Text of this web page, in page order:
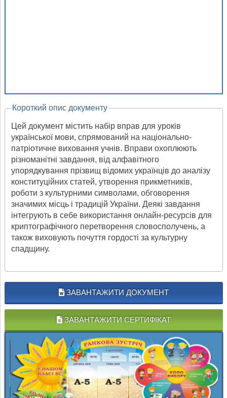
Короткий опис документу
Цей документ містить набір вправ для уроків
української мови, спрямований на національно-
патріотичне виховання учнів. Вправи охоплюють
різноманітні завдання, від алфавітного
упорядкування прізвищ відомих українців до аналізу
конституційних статей, утворення прикметників,
роботи з культурними символами, обговорення
значимих місць і традицій України. Деякі завдання
інтегрують в себе використання онлайн-ресурсів для
криптографічного перетворення словосполучень, а
також виховують почуття гордості за культурну
спадщину.
ЗАВАНТАЖИТИ ДОКУМЕНТ
ЗАВАНТАЖИТИ СЕРТИФІКАТ